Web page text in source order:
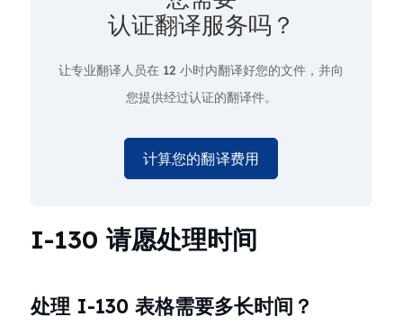
认证翻译服务吗？
让专业翻译人员在 12 小时内翻译好您的文件，并向
您提供经过认证的翻译件。
计算您的翻译费用
I-130 请愿处理时间
处理 I-130 表格需要多长时间？